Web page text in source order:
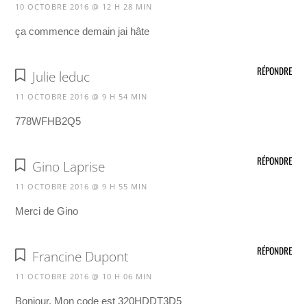
10 OCTOBRE 2016 @ 12 H 28 MIN
ça commence demain jai hâte
Julie leduc
11 OCTOBRE 2016 @ 9 H 54 MIN
778WFHB2Q5
RÉPONDRE
Gino Laprise
11 OCTOBRE 2016 @ 9 H 55 MIN
Merci de Gino
RÉPONDRE
Francine Dupont
11 OCTOBRE 2016 @ 10 H 06 MIN
Bonjour. Mon code est 320HDDT3D5
RÉPONDRE